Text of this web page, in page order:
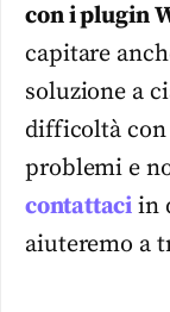
con i plugin
capitare
soluzione a
difficoltà
problemi e
contattaci in
aiuteremo a